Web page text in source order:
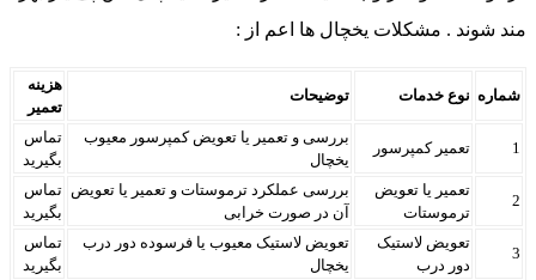
مند شوند . مشکلات یخچال ها اعم از :
شماره نوع خدمات توضیحات
هزینه
تعمیر
1 تعمیر کمپرسور
بررسی و تعمیر یا تعویض کمپرسور معیوب
یخچال
تماس
بگیرید
2
تعمیر یا تعویض
ترموستات
بررسی عملکرد ترموستات و تعمیر یا تعویض
آن در صورت خرابی
تماس
بگیرید
3
تعویض لاستیک
دور درب
تعویض لاستیک معیوب یا فرسوده دور درب
یخچال
تماس
بگیرید